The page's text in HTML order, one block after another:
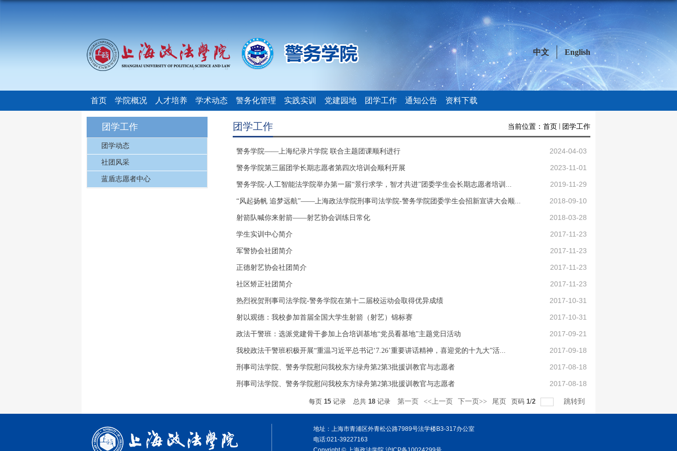
English
中文
首页 学院概况 人才培养 学术动态 警务化管理 实践实训 党建园地 团学工作 通知公告 资料下载
团学工作
团学动态
社团风采
蓝盾志愿者中心
当前位置： 首页 团学工作
团学工作
警务学院——上海纪录片学院 联合主题团课顺利进行 2024-04-03
警务学院第三届团学长期志愿者第四次培训会顺利开展 2023-11-01
警务学院-人工智能法学院举办第一届“景行求学，智才共进”团委学生会长期志愿者培训... 2019-11-29
“风起扬帆 追梦远航”——上海政法学院刑事司法学院-警务学院团委学生会招新宣讲大会顺... 2018-09-10
射箭队喊你来射箭——射艺协会训练日常化 2018-03-28
学生实训中心简介 2017-11-23
军警协会社团简介 2017-11-23
正德射艺协会社团简介 2017-11-23
社区矫正社团简介 2017-11-23
热烈祝贺刑事司法学院-警务学院在第十二届校运动会取得优异成绩 2017-10-31
射以观德：我校参加首届全国大学生射箭（射艺）锦标赛 2017-10-31
政法干警班：选派党建骨干参加上合培训基地“党员看基地”主题党日活动 2017-09-21
我校政法干警班积极开展“重温习近平总书记‘7.26’重要讲话精神，喜迎党的十九大”活... 2017-09-18
刑事司法学院、警务学院慰问我校东方绿舟第2第3批援训教官与志愿者 2017-08-18
刑事司法学院、警务学院慰问我校东方绿舟第2第3批援训教官与志愿者 2017-08-18
每页 15 记录 总共 18 记录 第一页 <<上一页 下一页>> 尾页 页码 1/2 跳转到
地址：上海市青浦区外青松公路7989号法学楼B3-317办公室
电话:021-39227163